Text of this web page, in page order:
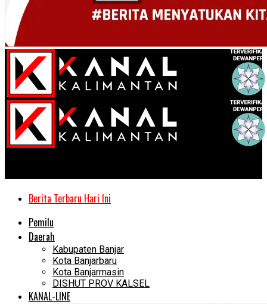
Berita Terbaru Hari Ini
Pemilu
Daerah
Kabupaten Banjar
Kota Banjarbaru
Kota Banjarmasin
DISHUT PROV KALSEL
KANAL-LINE